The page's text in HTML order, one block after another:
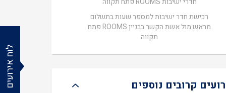
רכישת חדר ישיבות למספר שעות בתשלום
מראש מול אשת הקשר בבניין ROOMS פתח
תקווה
קרובים נוספים לוח אירועים